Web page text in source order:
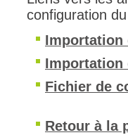
configuration
Importation
Importation
Fichier de
Retour à la